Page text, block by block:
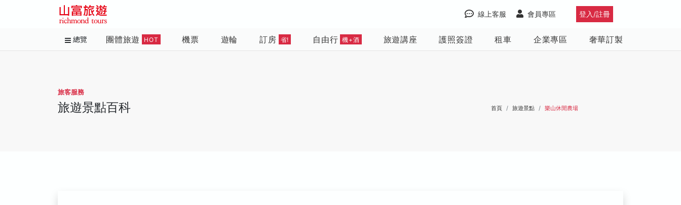
登入/註冊
會員專區
線上客服
總覽 團體旅遊 HOT 機票 遊輪 訂房 省! 自由行 機+酒 旅遊講座 護照簽證 租車 企業專區 奢華訂製
旅客服務
旅遊景點百科 首頁 旅遊景點 樂山休閒農場